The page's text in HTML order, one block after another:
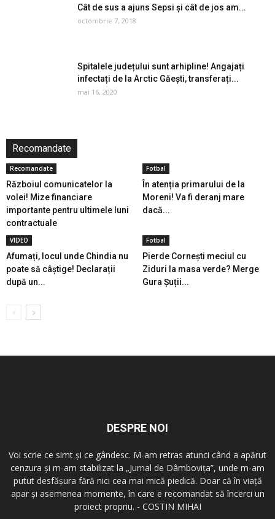
Cât de sus a ajuns Sepsi și cât de jos am...
octombrie 7, 2018
Spitalele județului sunt arhipline! Angajați
infectați de la Arctic Găești, transferați...
mai 16, 2020
Recomandate
Recomandate
Războiul comunicatelor la
volei! Mize financiare
importante pentru ultimele luni
contractuale
Fotbal
În atenția primarului de la
Moreni! Va fi deranj mare
dacă...
VIDEO
Afumați, locul unde Chindia nu
poate să câștige! Declarații
după un...
Fotbal
Pierde Cornești meciul cu
Ziduri la masa verde? Merge
Gura Șuții...
DESPRE NOI
Voi scrie ce simt şi ce gândesc. M-am retras atunci când a apărut
cenzura şi m-am stabilizat la „Jurnal de Dâmboviţa”, unde m-am
putut desfăşura fără nici cea mai mică piedică. Doar că în viaţă
apar şi asemenea momente, în care e recomandat să încerci un
proiect propriu. - COSTIN MIHAI